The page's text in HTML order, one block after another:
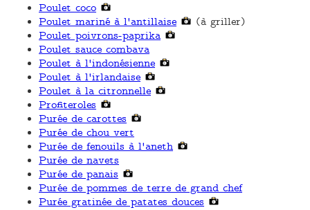
Poulet coco
Poulet mariné à l'antillaise
(à griller)
Poulet poivrons-paprika
Poulet sauce combava
Poulet à l'indonésienne
Poulet à l'irlandaise
Poulet à la citronnelle
Profiteroles
Purée de carottes
Purée de chou vert
Purée de fenouils à l'aneth
Purée de navets
Purée de panais
Purée de pommes de terre de grand chef
Purée gratinée de patates douces